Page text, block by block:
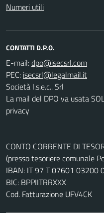
Numeri utili
CONTATTI D.P.O.
E-mail:
PEC:
Società I.s.e.c.. Srl
La mail del DPO va usata
privacy
CONTO CORRENTE DI
(presso tesoriere comunale
IBAN: IT 97 T 07601 03200
BIC: BPPIITRRXXX
Cod. Fatturazione UFV4CK